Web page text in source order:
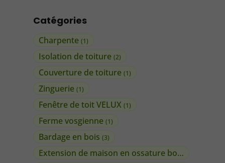
Catégories
Charpente (1)
Isolation de toiture (2)
Couverture de toiture (1)
Zinguerie (1)
Fenêtre de toit VELUX (1)
Ferme vosgienne (1)
Bardage en bois (3)
Extension de maison en ossature bois